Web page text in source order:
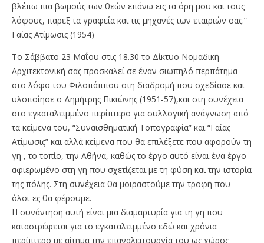
βλέπω πια βωμούς των θεών επάνω εις τα όρη μου και τους
λόφους, παρεξ τα γραφεία και τις μηχανές των εταιριών σας.”
Γαίας Ατίμωσις (1954)
Το Σάββατο 23 Μαΐου στις 18.30 το Δίκτυο Νομαδική
Αρχιτεκτονική σας προσκαλεί σε έναν σιωπηλό περπάτημα
στο λόφο του Φιλοπάππου στη διαδρομή που σχεδίασε και
υλοποίησε ο Δημήτρης Πικιώνης (1951-57),και στη συνέχεια
στο εγκαταλειμμένο περίπτερο για συλλογική ανάγνωση από
τα κείμενα του, “Συναισθηματική Τοπογραφία” και “Γαίας
Ατίμωσις” και αλλά κείμενα που θα επιλέξετε που αφορούν τη
γη , το τοπίο, την Αθήνα, καθώς το έργο αυτό είναι ένα έργο
αφιερωμένο στη γη που σχετίζεται με τη φύση και την ιστορία
της πόλης. Στη συνέχεια θα μοιραστούμε την τροφή που
όλοι-ες θα φέρουμε.
Η συνάντηση αυτή είναι μια διαμαρτυρία για τη γη που
καταστρέφεται για το εγκαταλειμμένο εδώ και χρόνια
περίπτερο με αίτημα την επαναλειτουργία του ως χώρος